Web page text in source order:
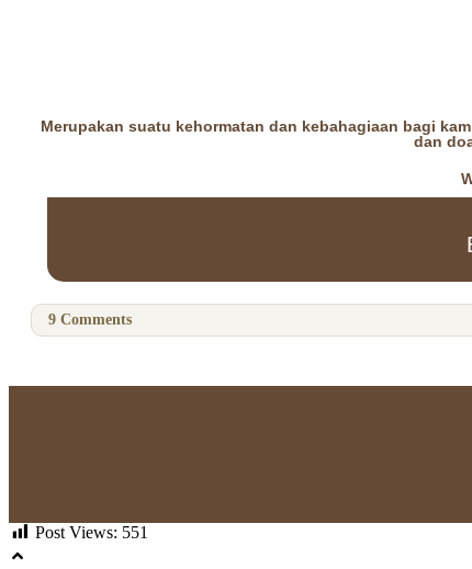
Merupakan suatu kehormatan dan kebahagiaan bagi
dan
9 Comments
Post Views: 551